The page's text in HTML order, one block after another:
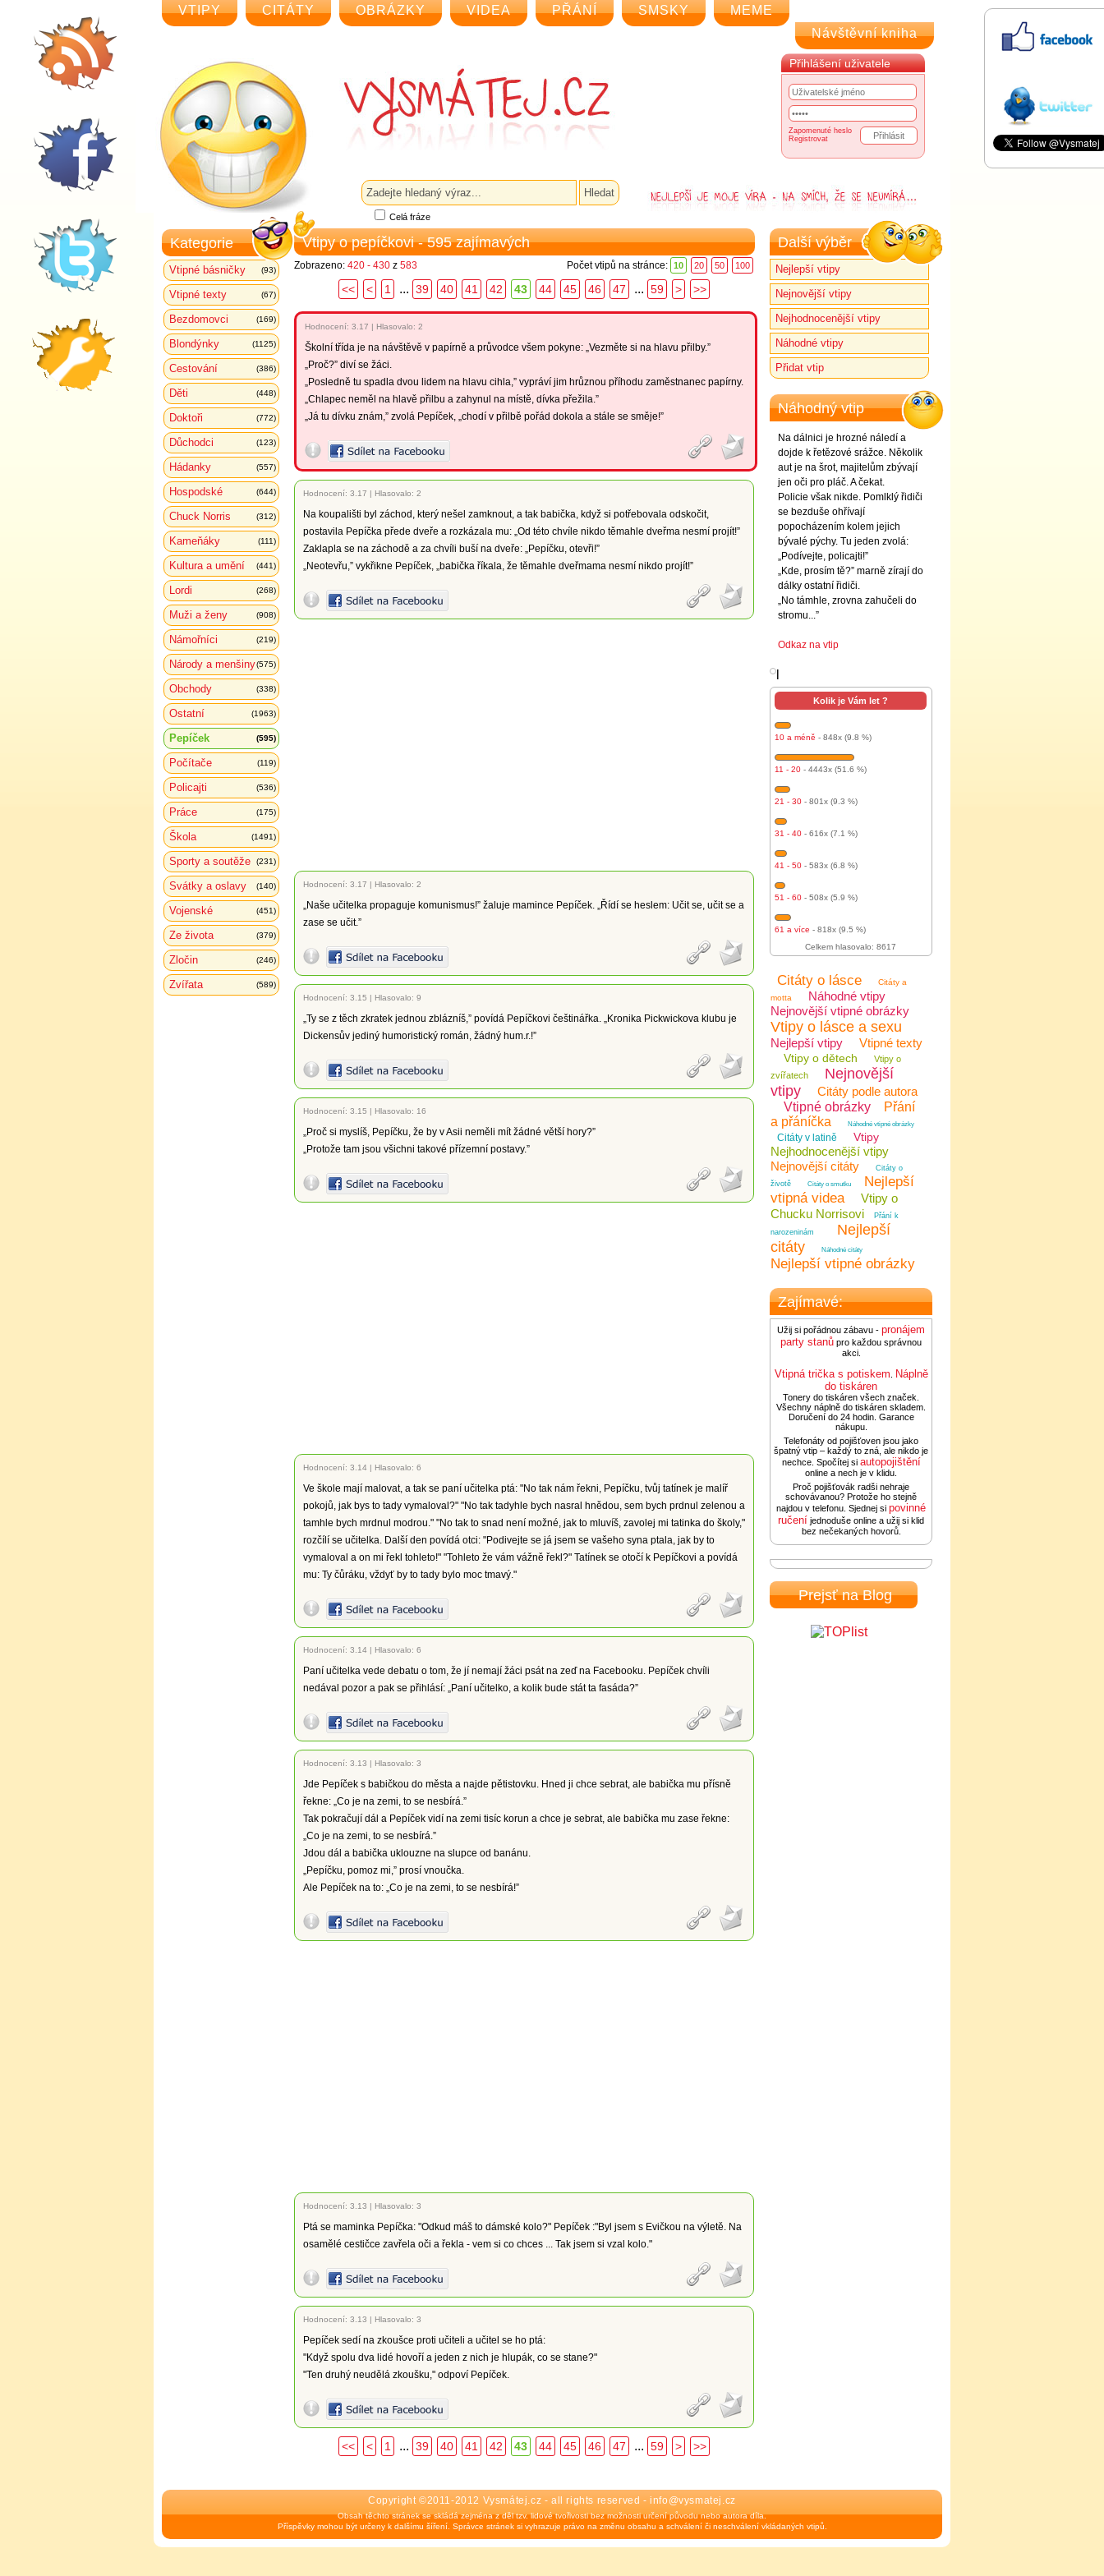
VTIPY CITÁTY OBRÁZKY VIDEA PŘÁNÍ SMSKY
MEME
Návštěvní kniha
Přihlášení uživatele
Zapomenuté heslo
Registrovat
Celá fráze
Kategorie
Vtipné básničky (93)
Vtipné texty (67)
Bezdomovci (169)
Blondýnky (1125)
Cestování (386)
Děti (448)
Doktoři (772)
Důchodci (123)
Hádanky (557)
Hospodské (644)
Chuck Norris (312)
Kameňáky (111)
Kultura a umění (441)
Lordi (268)
Muži a ženy (908)
Námořníci (219)
Národy a menšiny(575)
Obchody (338)
Ostatní (1963)
Pepíček (595)
Počítače (119)
Policajti (536)
Práce (175)
Škola (1491)
Sporty a soutěže (231)
Svátky a oslavy (140)
Vojenské (451)
Ze života (379)
Zločin (246)
Zvířata (589)
Vtipy o pepíčkovi - 595 zajímavých
Zobrazeno: 420 - 430 z 583 Počet vtipů na stránce: 10 20 50 100
<< < 1 ... 39 40 41 42 43 44 45 46 47 ... 59 > >>
Hodnocení: 3.17 | Hlasovalo: 2
Školní třída je na návštěvě v papírně a průvodce všem pokyne: „Vezměte si na hlavu přilby.”
„Proč?” diví se žáci.
„Posledně tu spadla dvou lidem na hlavu cihla,” vypráví jim hrůznou příhodu zaměstnanec papírny.
„Chlapec neměl na hlavě přilbu a zahynul na místě, dívka přežila.”
„Já tu dívku znám,” zvolá Pepíček, „chodí v přilbě pořád dokola a stále se směje!”
Hodnocení: 3.17 | Hlasovalo: 2
Na koupališti byl záchod, který nešel zamknout, a tak babička, když si potřebovala odskočit,
postavila Pepíčka přede dveře a rozkázala mu: „Od této chvíle nikdo těmahle dveřma nesmí projít!”
Zaklapla se na záchodě a za chvíli buší na dveře: „Pepíčku, otevři!”
„Neotevřu,” vykřikne Pepíček, „babička říkala, že těmahle dveřmama nesmí nikdo projít!”
Hodnocení: 3.17 | Hlasovalo: 2
„Naše učitelka propaguje komunismus!” žaluje mamince Pepíček. „Řídí se heslem: Učit se, učit se a
zase se učit.”
Hodnocení: 3.15 | Hlasovalo: 9
„Ty se z těch zkratek jednou zblázníš,” povídá Pepíčkovi češtinářka. „Kronika Pickwickova klubu je
Dickensův jediný humoristický román, žádný hum.r.!”
Hodnocení: 3.15 | Hlasovalo: 16
„Proč si myslíš, Pepíčku, že by v Asii neměli mít žádné větší hory?”
„Protože tam jsou všichni takové přízemní postavy.”
Hodnocení: 3.14 | Hlasovalo: 6
Ve škole mají malovat, a tak se paní učitelka ptá: "No tak nám řekni, Pepíčku, tvůj tatínek je malíř
pokojů, jak bys to tady vymaloval?" "No tak tadyhle bych nasral hnědou, sem bych prdnul zelenou a
tamhle bych mrdnul modrou." "No tak to snad není možné, jak to mluvíš, zavolej mi tatinka do školy,"
rozčílí se učitelka. Další den povídá otci: "Podivejte se já jsem se vašeho syna ptala, jak by to
vymaloval a on mi řekl tohleto!" "Tohleto že vám vážně řekl?" Tatínek se otočí k Pepíčkovi a povídá
mu: Ty čůráku, vždyť by to tady bylo moc tmavý."
Hodnocení: 3.14 | Hlasovalo: 6
Paní učitelka vede debatu o tom, že jí nemají žáci psát na zeď na Facebooku. Pepíček chvíli
nedával pozor a pak se přihlásí: „Paní učitelko, a kolik bude stát ta fasáda?”
Hodnocení: 3.13 | Hlasovalo: 3
Jde Pepíček s babičkou do města a najde pětistovku. Hned ji chce sebrat, ale babička mu přísně
řekne: „Co je na zemi, to se nesbírá.”
Tak pokračují dál a Pepíček vidí na zemi tisíc korun a chce je sebrat, ale babička mu zase řekne:
„Co je na zemi, to se nesbírá.”
Jdou dál a babička uklouzne na slupce od banánu.
„Pepíčku, pomoz mi,” prosí vnoučka.
Ale Pepíček na to: „Co je na zemi, to se nesbírá!”
Hodnocení: 3.13 | Hlasovalo: 3
Ptá se maminka Pepíčka: "Odkud máš to dámské kolo?" Pepíček :"Byl jsem s Evičkou na výletě. Na
osamělé cestičce zavřela oči a řekla - vem si co chces ... Tak jsem si vzal kolo."
Hodnocení: 3.13 | Hlasovalo: 3
Pepíček sedí na zkoušce proti učiteli a učitel se ho ptá:
"Když spolu dva lidé hovoří a jeden z nich je hlupák, co se stane?"
"Ten druhý neudělá zkoušku," odpoví Pepíček.
<< < 1 ... 39 40 41 42 43 44 45 46 47 ... 59 > >>
Další výběr
Nejlepší vtipy
Nejnovější vtipy
Nejhodnocenější vtipy
Náhodné vtipy
Přidat vtip
Náhodný vtip
Na dálnici je hrozné náledí a
dojde k řetězové srážce. Několik
aut je na šrot, majitelům zbývají
jen oči pro pláč. A čekat.
Policie však nikde. Pomlklý řidiči
se bezduše ohřívají
popocházením kolem jejich
bývalé pýchy. Tu jeden zvolá:
„Podívejte, policajti!”
„Kde, prosím tě?” marně zírají do
dálky ostatní řidiči.
„No támhle, zrovna zahučeli do
stromu...”
Odkaz na vtip
Kolik je Vám let ?
10 a méně - 848x (9.8 %)
11 - 20 - 4443x (51.6 %)
21 - 30 - 801x (9.3 %)
31 - 40 - 616x (7.1 %)
41 - 50 - 583x (6.8 %)
51 - 60 - 508x (5.9 %)
61 a více - 818x (9.5 %)
Celkem hlasovalo: 8617
Citáty o lásce
Citáty a
motta
Náhodné vtipy
Nejnovější vtipné obrázky
Vtipy o lásce a sexu
Nejlepší vtipy Vtipné texty
Vtipy o dětech
Vtipy o
zvířatech
Nejnovější
vtipy
Citáty podle autora
Vtipné obrázky
Přání
a přáníčka
Náhodné vtipné obrázky
Citáty v latině Vtipy
Nejhodnocenější vtipy
Nejnovější citáty
Citáty o
životě
Citáty o smutku
Nejlepší
vtipná videa
Vtipy o
Chucku Norrisovi
Přání k
narozeninám
Nejlepší
citáty
Náhodné citáty
Nejlepší vtipné obrázky
Zajímavé:
Užij si pořádnou zábavu - pronájem
party stanů pro každou správnou
akci.
Vtipná trička s potiskem Náplně
do tiskáren
Tonery do tiskáren všech značek.
Všechny náplně do tiskáren skladem.
Doručení do 24 hodin. Garance
nákupu.
Telefonáty od pojišťoven jsou jako
špatný vtip – každý to zná, ale nikdo je
nechce. Spočítej si autopojištění
online a nech je v klidu.
Proč pojišťovák radši nehraje
schovávanou? Protože ho stejně
najdou v telefonu. Sjednej si povinné
ručení jednoduše online a užij si klid
bez nečekaných hovorů.
Prejsť na Blog
Copyright ©2011-2012 Vysmátej.cz - all rights reserved - info@vysmatej.cz
Obsah těchto stránek se skládá zejména z děl tzv. lidové tvořivosti bez možnosti určení původu nebo autora díla.
Příspěvky mohou být určeny k dalšímu šíření. Správce stránek si vyhrazuje právo na změnu obsahu a schválení či neschválení vkládaných vtipů.